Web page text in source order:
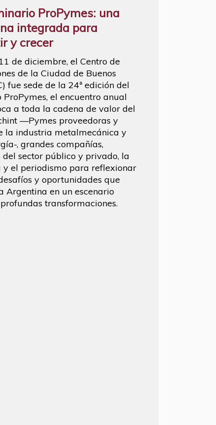
ProPymes: una
integrada para
y crecer
de diciembre, el Centro de
de la Ciudad de Buenos
fue sede de la 24ª edición del
ProPymes, el encuentro anual
a toda la cadena de valor del
—Pymes proveedoras y
la industria metalmecánica y
, grandes compañías,
del sector público y privado, la
y el periodismo para reflexionar
y oportunidades que
Argentina en un escenario
transformaciones.